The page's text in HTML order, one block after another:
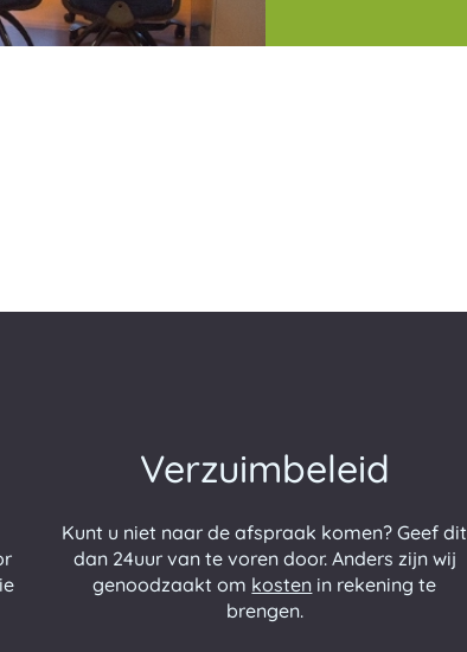
Verzuimbeleid
Kunt u niet naar de afspraak komen? Geef dit
dan 24uur van te voren door. Anders zijn wij
genoodzaakt om kosten in rekening te
brengen.